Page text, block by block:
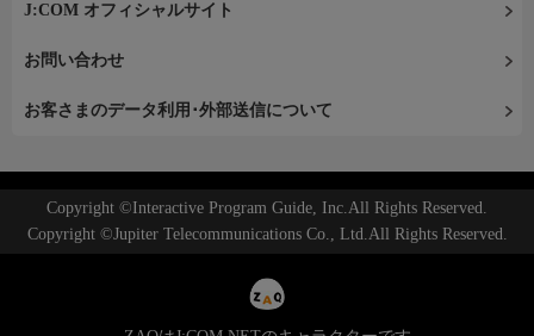
J:COM オフィシャルサイト
お問い合わせ
お客さまのデータ利用･外部送信について
Copyright ©Interactive Program Guide, Inc.All Rights Reserved.
Copyright ©Jupiter Telecommunications Co., Ltd.All Rights Reserved.